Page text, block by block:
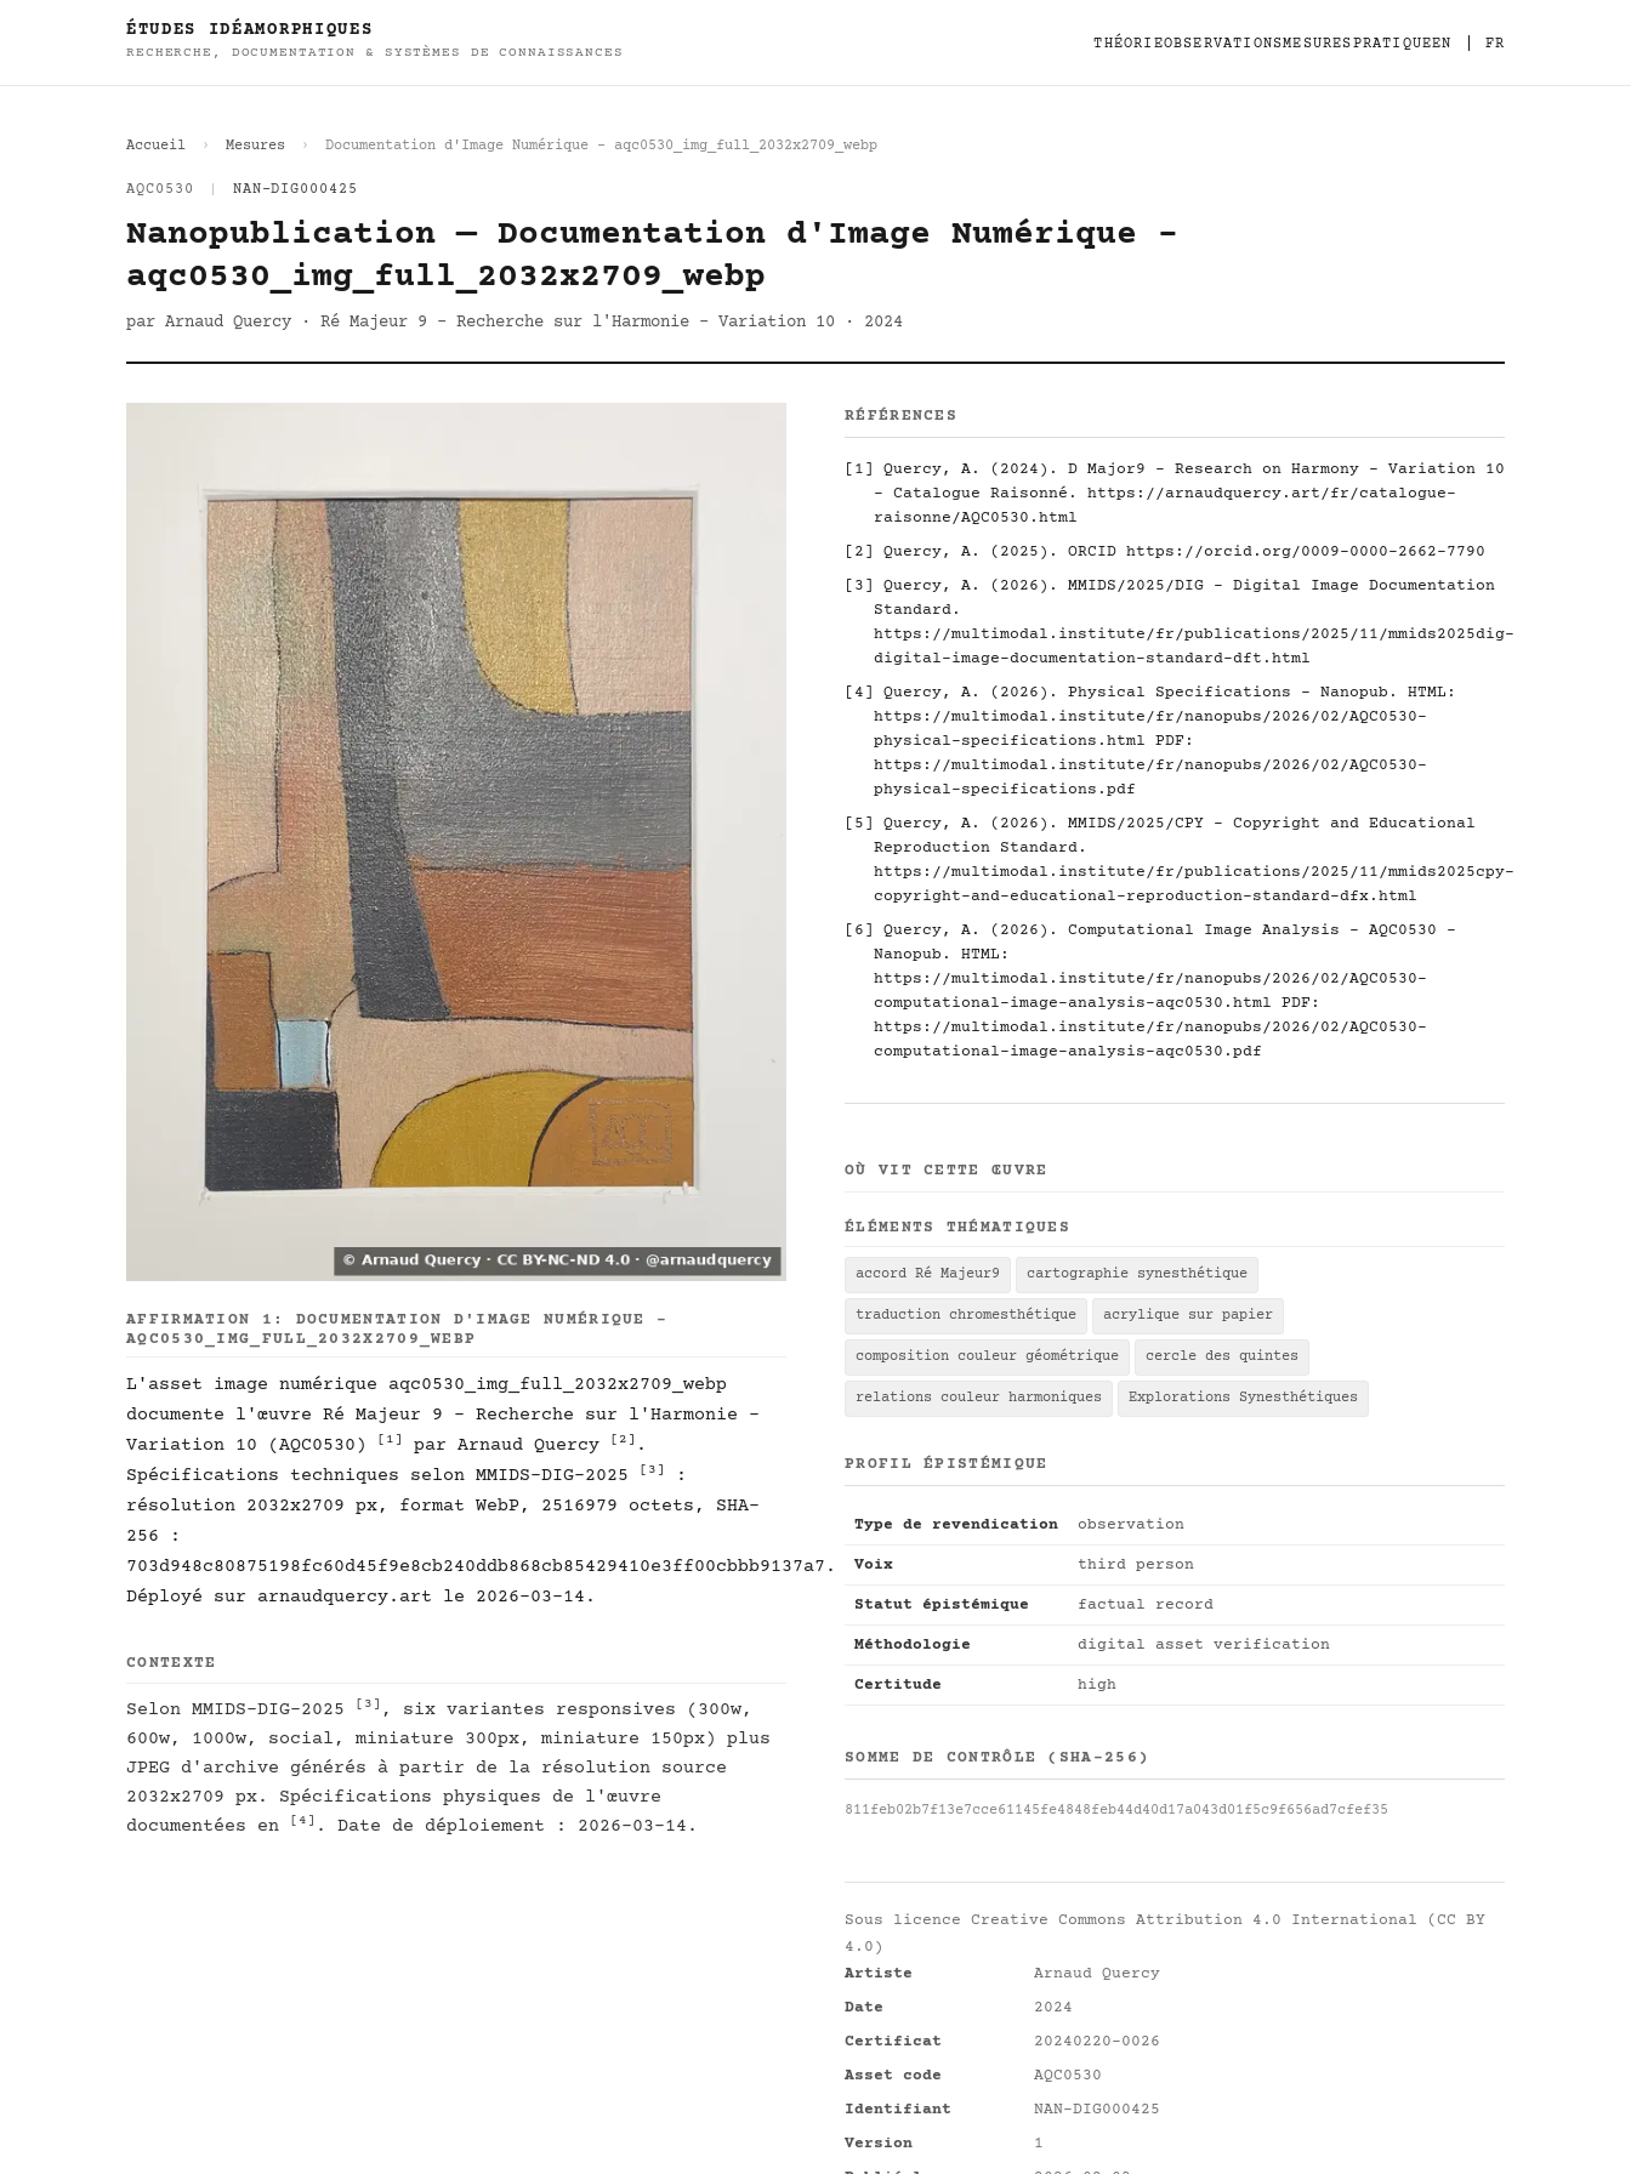
ÉTUDES IDÉAMORPHIQUES
RECHERCHE, DOCUMENTATION & SYSTÈMES DE CONNAISSANCES
THÉORIEOBSERVATIONSMESURESPRATIQUEEN FR
Accueil Mesures Documentation d'Image Numérique - aqc0530_img_full_2032x2709_webp
AQC0530 NAN-DIG000425
Nanopublication — Documentation d'Image Numérique -
aqc0530_img_full_2032x2709_webp
par Arnaud Quercy · Ré Majeur 9 - Recherche sur l'Harmonie - Variation 10 · 2024
AFFIRMATION 1: DOCUMENTATION D'IMAGE NUMÉRIQUE -
AQC0530_IMG_FULL_2032X2709_WEBP
L'asset image numérique aqc0530_img_full_2032x2709_webp
documente l'œuvre Ré Majeur 9 - Recherche sur l'Harmonie -
Variation 10 (AQC0530)
[1] par Arnaud Quercy [2] .
Spécifications techniques selon MMIDS-DIG-2025
[3]
:
résolution 2032x2709 px, format WebP, 2516979 octets, SHA-
256 :
703d948c80875198fc60d45f9e8cb240ddb868cb85429410e3ff00cbbb9137a7.
Déployé sur arnaudquercy.art le 2026-03-14.
CONTEXTE
Selon MMIDS-DIG-2025 [3] , six variantes responsives (300w,
600w, 1000w, social, miniature 300px, miniature 150px) plus
JPEG d'archive générés à partir de la résolution source
2032x2709 px. Spécifications physiques de l'œuvre
documentées en
[4] . Date de déploiement : 2026-03-14.
RÉFÉRENCES
[1]
Quercy, A. (2024). D Major9 - Research on Harmony - Variation 10
- Catalogue Raisonné. https://arnaudquercy.art/fr/catalogue-
raisonne/AQC0530.html
[2]
Quercy, A. (2025). ORCID https://orcid.org/0009-0000-2662-7790
[3]
Quercy, A. (2026). MMIDS/2025/DIG - Digital Image Documentation
Standard.
https://multimodal.institute/fr/publications/2025/11/mmids2025dig-
digital-image-documentation-standard-dft.html
[4]
Quercy, A. (2026). Physical Specifications - Nanopub. HTML:
https://multimodal.institute/fr/nanopubs/2026/02/AQC0530-
physical-specifications.html PDF:
https://multimodal.institute/fr/nanopubs/2026/02/AQC0530-
physical-specifications.pdf
[5]
Quercy, A. (2026). MMIDS/2025/CPY - Copyright and Educational
Reproduction Standard.
https://multimodal.institute/fr/publications/2025/11/mmids2025cpy-
copyright-and-educational-reproduction-standard-dfx.html
[6]
Quercy, A. (2026). Computational Image Analysis - AQC0530 -
Nanopub. HTML:
https://multimodal.institute/fr/nanopubs/2026/02/AQC0530-
computational-image-analysis-aqc0530.html PDF:
https://multimodal.institute/fr/nanopubs/2026/02/AQC0530-
computational-image-analysis-aqc0530.pdf
OÙ VIT CETTE ŒUVRE
ÉLÉMENTS THÉMATIQUES
accord Ré Majeur9 cartographie synesthétique
traduction chromesthétique acrylique sur papier
composition couleur géométrique cercle des quintes
relations couleur harmoniques Explorations Synesthétiques
PROFIL ÉPISTÉMIQUE
Type de revendication observation
Voix third person
Statut épistémique factual record
Méthodologie digital asset verification
Certitude high
SOMME DE CONTRÔLE (SHA-256)
811feb02b7f13e7cce61145fe4848feb44d40d17a043d01f5c9f656ad7cfef35
Sous licence Creative Commons Attribution 4.0 International (CC BY
4.0)
Artiste
Arnaud Quercy
Date
2024
Certificat
20240220-0026
Asset code
AQC0530
Identifiant
NAN-DIG000425
Version
1